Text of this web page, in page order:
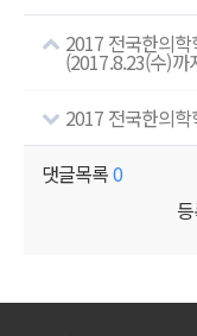
2017 전국한의
(2017.8.23(수)까
2017 전국한의
댓글목록0